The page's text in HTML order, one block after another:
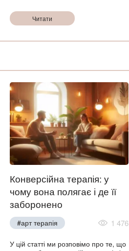
Читати
Конверсійна терапія: у
чому вона полягає і де її
заборонено
#арт терапія 1 476
У цій статті ми розповімо про те, що